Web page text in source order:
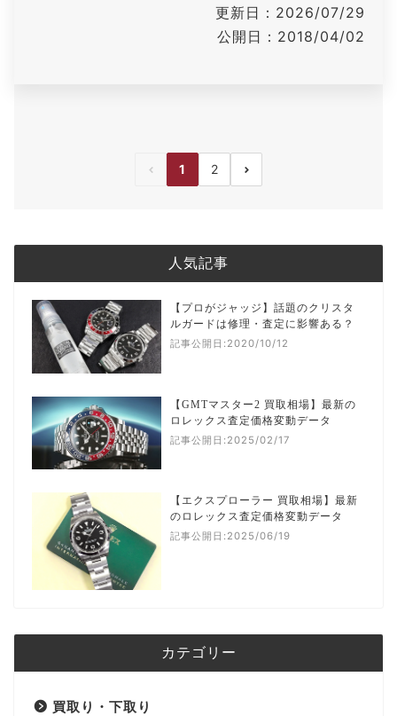
更新日：2026/07/29
公開日：2018/04/02
前へ 1 2 次へ
人気記事
【プロがジャッジ】話題のクリスタ
ルガードは修理・査定に影響ある？
記事公開日:2020/10/12
【GMTマスター2 買取相場】最新の
ロレックス査定価格変動データ
記事公開日:2025/02/17
【エクスプローラー 買取相場】最新
のロレックス査定価格変動データ
記事公開日:2025/06/19
カテゴリー
買取り・下取り